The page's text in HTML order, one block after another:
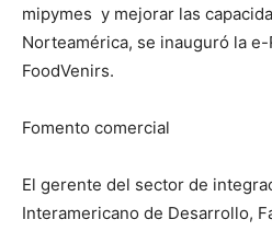
mipymes y mejorar las
Norteamérica, se inauguró la
FoodVenirs.
Fomento comercial
El gerente del sector de
Interamericano de Desarrollo,